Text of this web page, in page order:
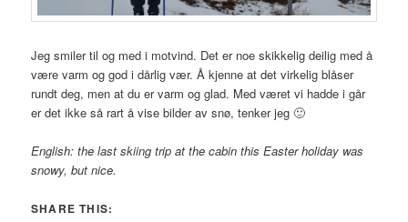
Jeg smiler til og med i motvind. Det er noe skikkelig deilig med å
være varm og god i dårlig vær. Å kjenne at det virkelig blåser
rundt deg, men at du er varm og glad. Med været vi hadde i går
er det ikke så rart å vise bilder av snø, tenker jeg 🙂
English: the last skiing trip at the cabin this Easter holiday was
snowy, but nice.
SHARE THIS: